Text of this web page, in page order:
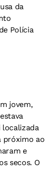
da
Polícia
jovem,
localizada
próximo ao
e
secos. O